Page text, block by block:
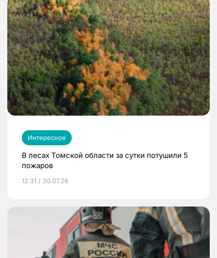
Интересное
В лесах Томской области за сутки потушили 5
пожаров
12:31 / 30.07.26